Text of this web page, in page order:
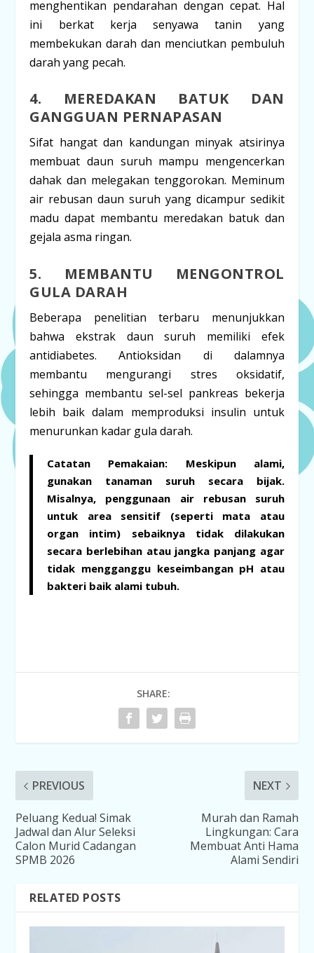
menghentikan pendarahan dengan cepat. Hal
ini berkat kerja senyawa tanin yang
membekukan darah dan menciutkan pembuluh
darah yang pecah.
4. MEREDAKAN BATUK DAN
GANGGUAN PERNAPASAN
Sifat hangat dan kandungan minyak atsirinya
membuat daun suruh mampu mengencerkan
dahak dan melegakan tenggorokan. Meminum
air rebusan daun suruh yang dicampur sedikit
madu dapat membantu meredakan batuk dan
gejala asma ringan.
5. MEMBANTU MENGONTROL
GULA DARAH
Beberapa penelitian terbaru menunjukkan
bahwa ekstrak daun suruh memiliki efek
antidiabetes. Antioksidan di dalamnya
membantu mengurangi stres oksidatif,
sehingga membantu sel-sel pankreas bekerja
lebih baik dalam memproduksi insulin untuk
menurunkan kadar gula darah.
Catatan Pemakaian: Meskipun alami,
gunakan tanaman suruh secara bijak.
Misalnya, penggunaan air rebusan suruh
untuk area sensitif (seperti mata atau
organ intim) sebaiknya tidak dilakukan
secara berlebihan atau jangka panjang agar
tidak mengganggu keseimbangan pH atau
bakteri baik alami tubuh.
SHARE:
PREVIOUS
Peluang Kedua! Simak
Jadwal dan Alur Seleksi
Calon Murid Cadangan
SPMB 2026
NEXT
Murah dan Ramah
Lingkungan: Cara
Membuat Anti Hama
Alami Sendiri
RELATED POSTS